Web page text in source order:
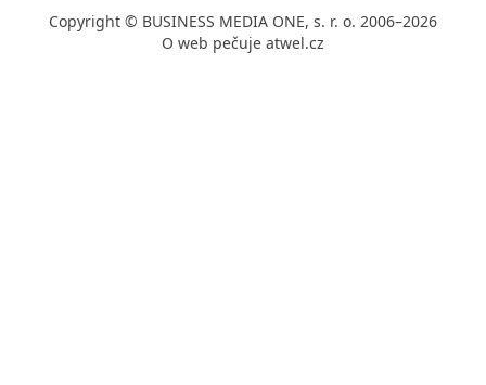
Copyright © BUSINESS MEDIA ONE, s. r. o. 2006–2026